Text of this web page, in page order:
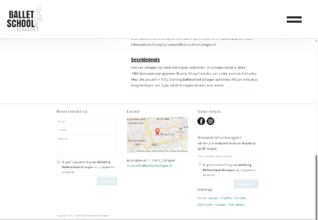
Inschrijven